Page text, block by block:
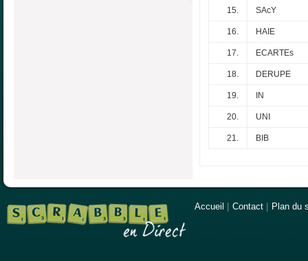
15. SAcY
16. HAIE
17. ECARTEs
18. DERUPE
19. IN
20. UNI
21. BIB
Accueil Contact Plan du